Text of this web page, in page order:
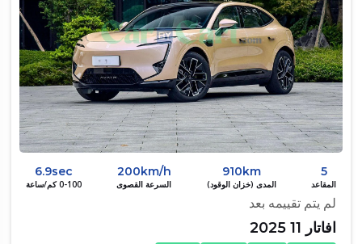
5
المقاعد
910km
المدى (خزان الوقود)
200km/h
السرعة القصوى
6.9sec
0-100 كم/ساعة
لم يتم تقييمه بعد
افاتار 11 2025